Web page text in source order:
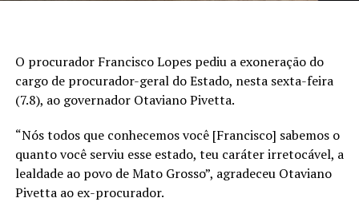
O procurador Francisco Lopes pediu a exoneração do
cargo de procurador-geral do Estado, nesta sexta-feira
(7.8), ao governador Otaviano Pivetta.
“Nós todos que conhecemos você [Francisco] sabemos o
quanto você serviu esse estado, teu caráter irretocável, a
lealdade ao povo de Mato Grosso”, agradeceu Otaviano
Pivetta ao ex-procurador.